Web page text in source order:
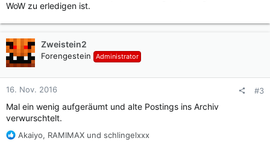
WoW zu erledigen ist.
Zweistein2
Forengestein Administrator
16. Nov. 2016 #3
Mal ein wenig aufgeräumt und alte Postings ins Archiv
verwurschtelt.
R
Akaiyo, RAMIMAX und schlingelxxx